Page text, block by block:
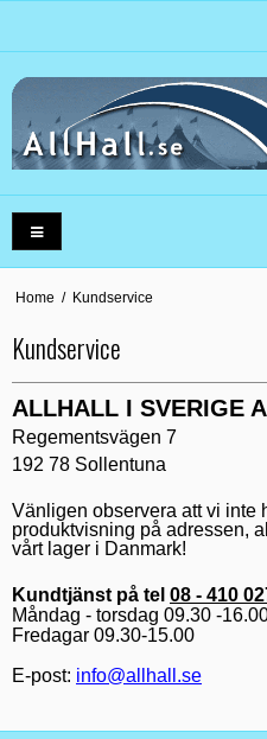
Home / Kundservice
Kundservice
ALLHALL I SVERIGE
Regementsvägen 7
192 78 Sollentuna
Vänligen observera att vi inte
produktvisning på adressen,
vårt lager i Danmark!
Kundtjänst på tel 08 - 410
Måndag - torsdag 09.30 -
Fredagar 09.30-15.00
E-post: info@allhall.se